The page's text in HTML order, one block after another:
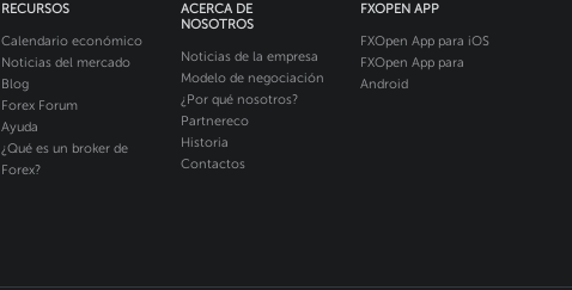
RECURSOS
Calendario económico
Noticias del mercado
Blog
Forex Forum
Ayuda
¿Qué es un broker de
Forex?
ACERCA DE
NOSOTROS
Noticias de la empresa
Modelo de negociación
¿Por qué nosotros?
Partnereco
Historia
Contactos
FXOPEN APP
FXOpen App para iOS
FXOpen App para
Android